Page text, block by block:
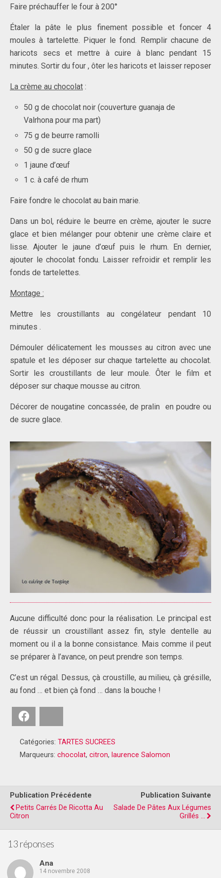
Faire préchauffer le four à 200°
Étaler la pâte le plus finement possible et foncer 4
moules à tartelette. Piquer le fond. Remplir chacune de
haricots secs et mettre à cuire à blanc pendant 15
minutes. Sortir du four , ôter les haricots et laisser reposer
La crème au chocolat :
50 g de chocolat noir (couverture guanaja de
Valrhona pour ma part)
75 g de beurre ramolli
50 g de sucre glace
1 jaune d’œuf
1 c. à café de rhum
Faire fondre le chocolat au bain marie.
Dans un bol, réduire le beurre en crème, ajouter le sucre
glace et bien mélanger pour obtenir une crème claire et
lisse. Ajouter le jaune d’œuf puis le rhum. En dernier,
ajouter le chocolat fondu. Laisser refroidir et remplir les
fonds de tartelettes.
Montage :
Mettre les croustillants au congélateur pendant 10
minutes .
Démouler délicatement les mousses au citron avec une
spatule et les déposer sur chaque tartelette au chocolat.
Sortir les croustillants de leur moule. Ôter le film et
déposer sur chaque mousse au citron.
Décorer de nougatine concassée, de pralin en poudre ou
de sucre glace.
Aucune difficulté donc pour la réalisation. Le principal est
de réussir un croustillant assez fin, style dentelle au
moment ou il a la bonne consistance. Mais comme il peut
se préparer à l’avance, on peut prendre son temps.
C’est un régal. Dessus, çà croustille, au milieu, çà grésille,
au fond … et bien çà fond … dans la bouche !
Catégories: TARTES SUCREES
Marqueurs: chocolat, citron, laurence Salomon
Publication Précédente
Petits Carrés De Ricotta Au
Citron
Publication Suivante
Salade De Pâtes Aux Légumes
Grillés ...
13 réponses
Ana
14 novembre 2008